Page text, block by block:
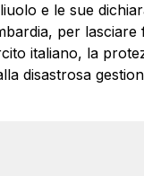
e le sue
per lasciare
italiano, la
disastrosa